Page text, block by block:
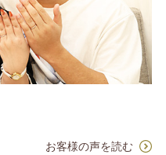
お客様の声を読む